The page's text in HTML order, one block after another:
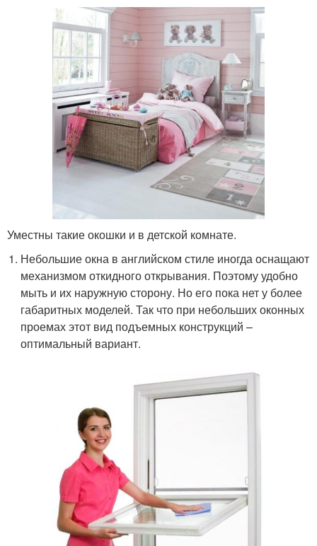
Уместны такие окошки и в детской комнате.
Небольшие окна в английском стиле иногда оснащают
механизмом откидного открывания. Поэтому удобно
мыть и их наружную сторону. Но его пока нет у более
габаритных моделей. Так что при небольших оконных
проемах этот вид подъемных конструкций –
оптимальный вариант.